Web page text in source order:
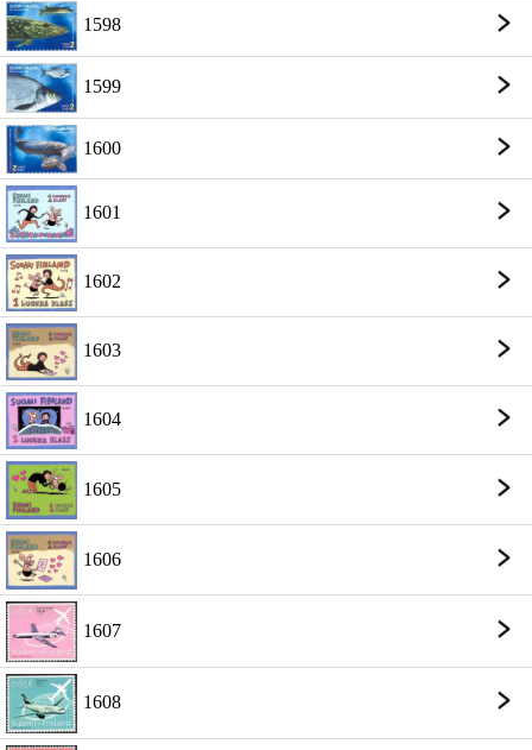
1598
1599
1600
1601
1602
1603
1604
1605
1606
1607
1608